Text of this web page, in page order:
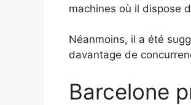
machines où il dispose
Néanmoins, il a été
davantage de
Barcelone